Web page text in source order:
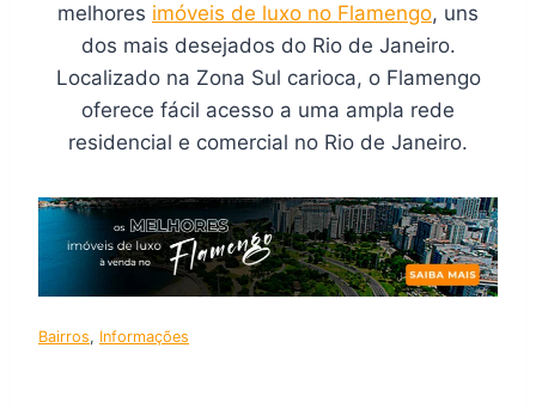
melhores imóveis de luxo no Flamengo, uns
dos mais desejados do Rio de Janeiro.
Localizado na Zona Sul carioca, o Flamengo
oferece fácil acesso a uma ampla rede
residencial e comercial no Rio de Janeiro.
Bairros, Informações